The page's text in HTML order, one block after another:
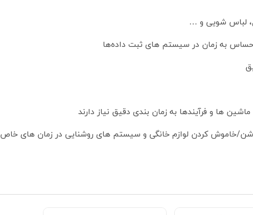
لباس شویی و …
حساس به زمان در سیستم های ثبت داده‌ها
ها و فرآیندها به زمان بندی دقیق نیاز دارند
خاموش کردن لوازم خانگی و سیستم های روشنایی در زمان های خاص